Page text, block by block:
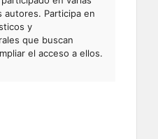
autores. Participa en
y
que buscan
el acceso a ellos.